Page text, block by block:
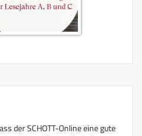
der SCHOTT-Online eine gute